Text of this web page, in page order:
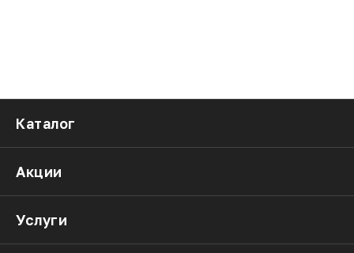
Каталог
Акции
Услуги